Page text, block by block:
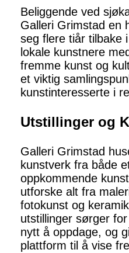
Beliggende ved
Galleri Grimstad en
seg flere tiår tilbake
lokale kunstnere
fremme kunst og
et viktig
kunstinteresserte i
Utstillinger og
Galleri Grimstad
kunstverk fra både
oppkommende
utforske alt fra
fotokunst og
utstillinger sørger
nytt å oppdage, og
plattform til å vise